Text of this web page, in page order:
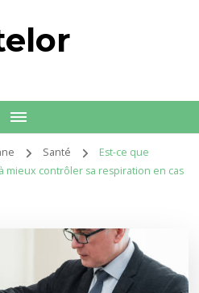
Santé
Est-ce que
mieux contrôler sa respiration en cas